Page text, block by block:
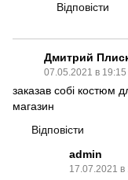
Відповісти
Дмитрий
07.05.2021 в 19:15
заказав собі костюм
магазин
Відповісти
admin
17.07.2021 в